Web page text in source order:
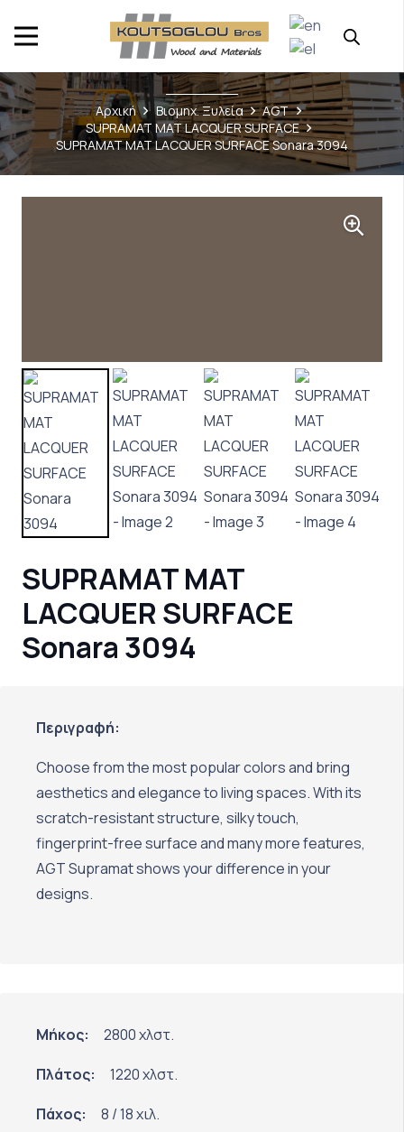
Αρχική Βιομηχ. Ξυλεία
AGT
SUPRAMAT MAT LACQUER SURFACE
SUPRAMAT MAT LACQUER SURFACE Sonara 3094
SUPRAMAT MAT
LACQUER SURFACE
Sonara 3094
Περιγραφή:
Choose from the most popular colors and bring
aesthetics and elegance to living spaces. With its
scratch-resistant structure, silky touch,
fingerprint-free surface and many more features,
AGT Supramat shows your difference in your
designs.
Μήκος:
2800 χλστ.
Πλάτος:
1220 χλστ.
Πάχος:
8 / 18 χιλ.